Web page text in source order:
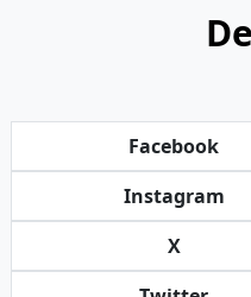
Facebook
Instagram
X